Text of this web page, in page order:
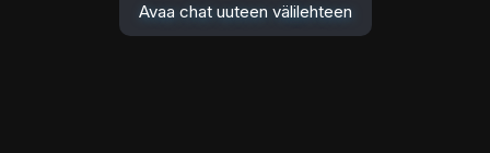
Avaa chat uuteen välilehteen